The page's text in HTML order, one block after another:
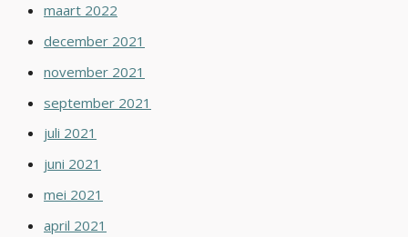
maart 2022
december 2021
november 2021
september 2021
juli 2021
juni 2021
mei 2021
april 2021